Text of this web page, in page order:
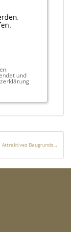
und
Attraktives Baugrundstück in Vonyarcvashegy – Leben & Erholung am Nordufer des Balatons